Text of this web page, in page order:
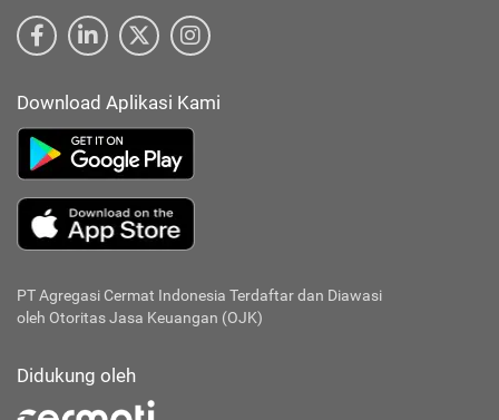
Download Aplikasi Kami
PT Agregasi Cermat Indonesia Terdaftar dan Diawasi
oleh Otoritas Jasa Keuangan (OJK)
Didukung oleh